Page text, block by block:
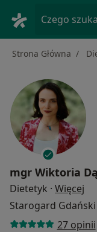
Czego
Strona Główna
mgr Wiktoria
Dietetyk · Więcej
Starogard Gdański
27 opinii